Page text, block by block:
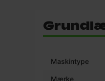
Maskintype
Mærke